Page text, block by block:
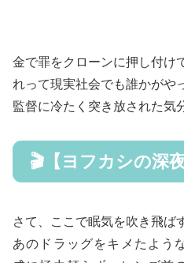
金で罪をクローンに押し付
れって現実社会でも誰かがや
監督に冷たく突き放された気
🎬【ヨフカシの深
さて、ここで眠気を吹き飛ば
あのドラッグをキメたよう